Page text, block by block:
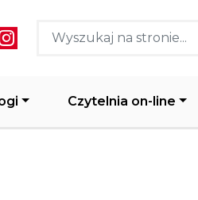
media header
Czytelnia on-line